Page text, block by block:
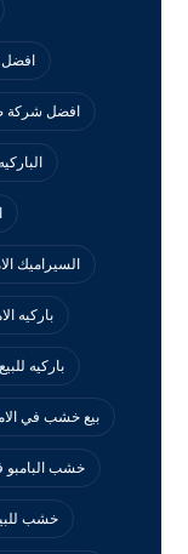
افضل شركة
السيراميك
باركيه
باركيه
بيع خشب في
خشب البامبو
خشب